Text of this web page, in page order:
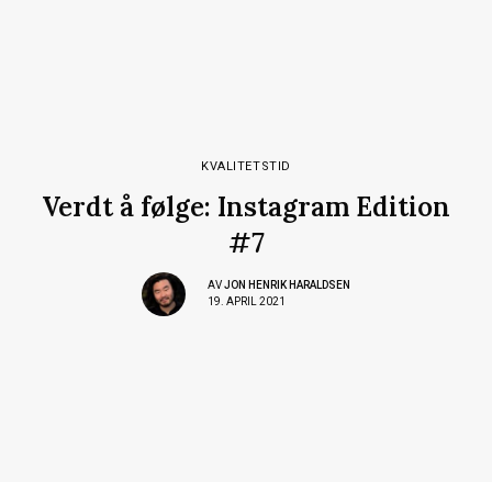
KVALITETSTID
Verdt å følge: Instagram Edition
#7
AVJON HENRIK HARALDSEN
19. APRIL 2021